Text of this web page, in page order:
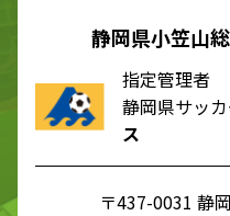
静岡県小笠山
指定管理者
静岡県サッ
ス
〒437-0031 静